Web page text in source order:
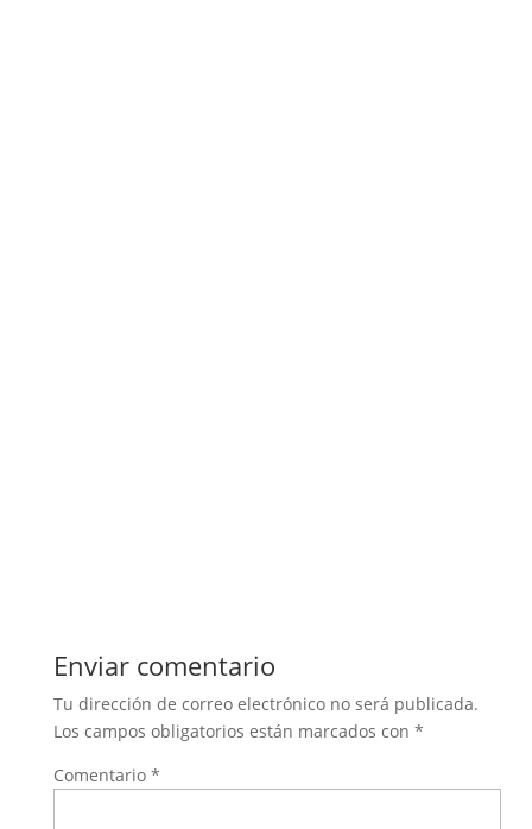
Enviar comentario
Tu dirección de correo electrónico no será publicada.
Los campos obligatorios están marcados con *
Comentario *